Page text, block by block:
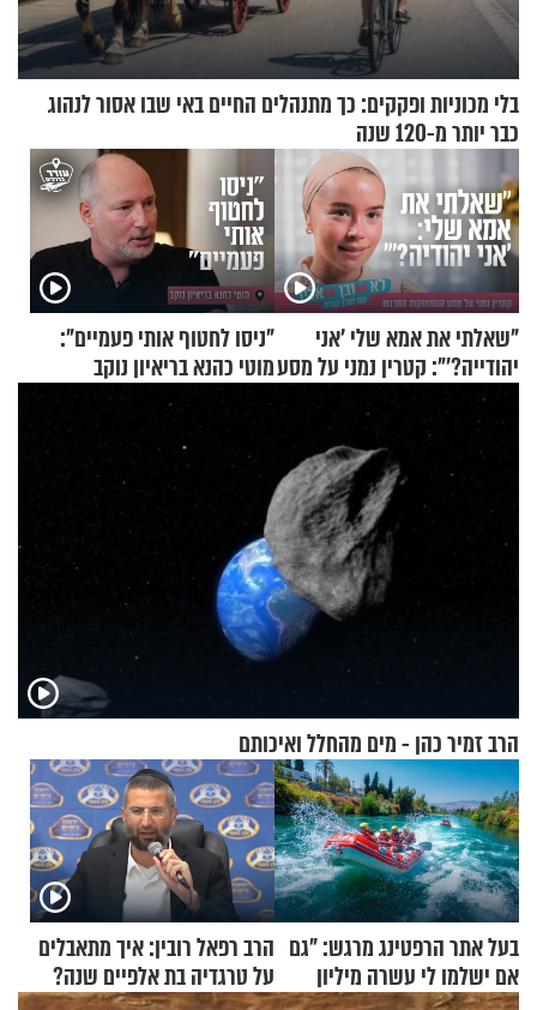
בלי מכוניות ופקקים: כך מתנהלים החיים באי שבו אסור לנהוג
כבר יותר מ-120 שנה
"שאלתי את אמא שלי 'אני
יהודייה?'": קטרין נמני על מסע
ההתחזקות המרגש
"ניסו לחטוף אותי פעמיים":
מוטי כהנא בריאיון נוקב
הרב זמיר כהן - מים מהחלל ואיכותם
בעל אתר הרפטינג מרגש: "גם
אם ישלמו לי עשרה מיליון
הרב רפאל רובין: איך מתאבלים
על טרגדיה בת אלפיים שנה?